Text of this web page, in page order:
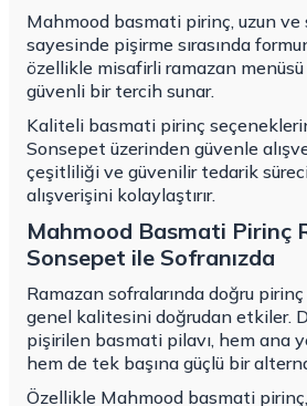
Mahmood basmati pirinç, uzun
sayesinde pişirme sırasında
özellikle misafirli ramazan menüsü
güvenli bir tercih sunar.
Kaliteli basmati pirinç
Sonsepet üzerinden güvenle
çeşitliliği ve güvenilir tedarik
alışverişini kolaylaştırır.
Mahmood Basmati Pirinç
Sonsepet ile Sofranızda
Ramazan sofralarında doğru
genel kalitesini doğrudan etkiler.
pişirilen basmati pilavı, hem ana
hem de tek başına güçlü bir
Özellikle Mahmood basmati